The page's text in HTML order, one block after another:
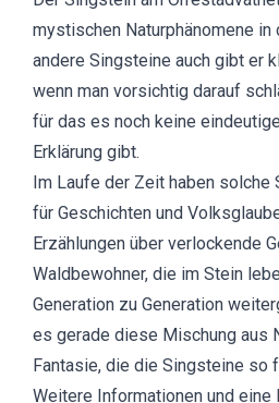
mystischen Naturphänomene in
andere Singsteine auch gibt er
wenn man vorsichtig darauf
für das es noch keine
Erklärung gibt.
Im Laufe der Zeit haben solche
für Geschichten und
Erzählungen über verlockende
Waldbewohner, die im Stein
Generation zu Generation
es gerade diese Mischung aus
Fantasie, die die Singsteine so
Weitere Informationen und